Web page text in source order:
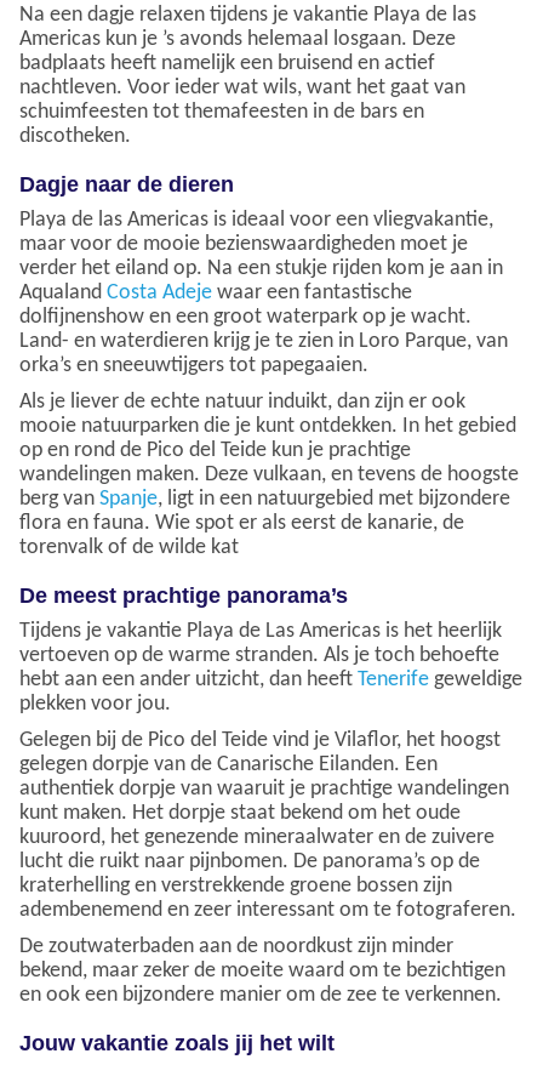
Na een dagje relaxen tijdens je vakantie Playa de las
Americas kun je ’s avonds helemaal losgaan. Deze
badplaats heeft namelijk een bruisend en actief
nachtleven. Voor ieder wat wils, want het gaat van
schuimfeesten tot themafeesten in de bars en
discotheken.
Dagje naar de dieren
Playa de las Americas is ideaal voor een vliegvakantie,
maar voor de mooie bezienswaardigheden moet je
verder het eiland op. Na een stukje rijden kom je aan in
Aqualand Costa Adeje waar een fantastische
dolfijnenshow en een groot waterpark op je wacht.
Land- en waterdieren krijg je te zien in Loro Parque, van
orka’s en sneeuwtijgers tot papegaaien.
Als je liever de echte natuur induikt, dan zijn er ook
mooie natuurparken die je kunt ontdekken. In het gebied
op en rond de Pico del Teide kun je prachtige
wandelingen maken. Deze vulkaan, en tevens de hoogste
berg van Spanje, ligt in een natuurgebied met bijzondere
flora en fauna. Wie spot er als eerst de kanarie, de
torenvalk of de wilde kat
De meest prachtige panorama’s
Tijdens je vakantie Playa de Las Americas is het heerlijk
vertoeven op de warme stranden. Als je toch behoefte
hebt aan een ander uitzicht, dan heeft Tenerife geweldige
plekken voor jou.
Gelegen bij de Pico del Teide vind je Vilaflor, het hoogst
gelegen dorpje van de Canarische Eilanden. Een
authentiek dorpje van waaruit je prachtige wandelingen
kunt maken. Het dorpje staat bekend om het oude
kuuroord, het genezende mineraalwater en de zuivere
lucht die ruikt naar pijnbomen. De panorama’s op de
kraterhelling en verstrekkende groene bossen zijn
adembenemend en zeer interessant om te fotograferen.
De zoutwaterbaden aan de noordkust zijn minder
bekend, maar zeker de moeite waard om te bezichtigen
en ook een bijzondere manier om de zee te verkennen.
Jouw vakantie zoals jij het wilt